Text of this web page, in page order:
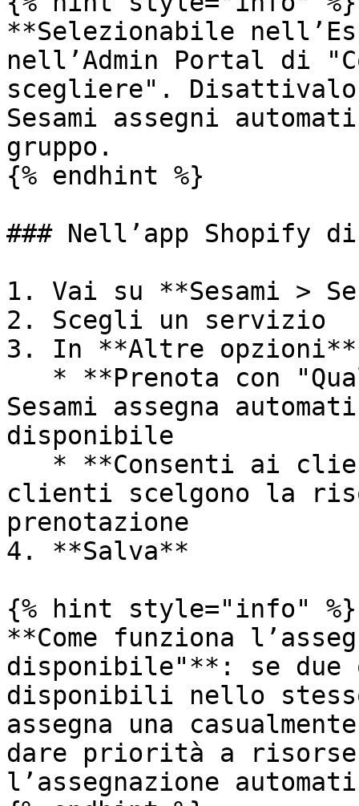
**Selezionabile
nell’Admin Portal di
scegliere". Disattivalo
Sesami assegni
gruppo.
{% endhint %}
### Nell’app Shopify di
1. Vai su **Sesami >
2. Scegli un servizio
3. In **Altre
Sesami assegna
disponibile
clienti scelgono la
prenotazione
4. **Salva**
{% hint style="info" %}
**Come funziona
disponibile"**: se due
disponibili nello stesso
assegna una
dare priorità a
l’assegnazione